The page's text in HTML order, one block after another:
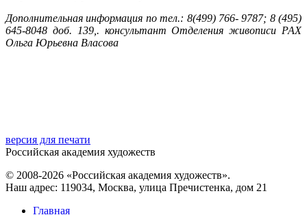
Дополнительная информация по тел.: 8(499) 766- 9787; 8 (495)
645-8048 доб. 139,. консультант Отделения живописи РАХ
Ольга Юрьевна Власова
версия для печати
Российская академия художеств
© 2008-2026 «Российская академия художеств».
Наш адрес: 119034, Москва, улица Пречистенка, дом 21
Главная